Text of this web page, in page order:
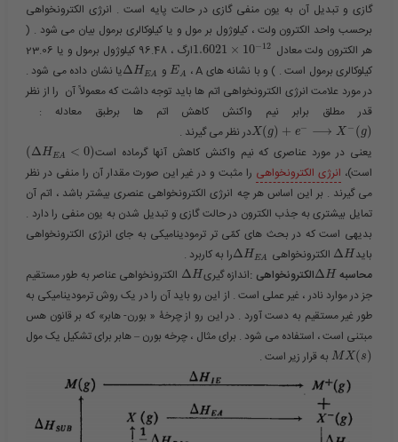
گازی و تبدیل آن به یون منفی گازی در حالت پایه است . انرژی الکترونخواهی
برحسب واحد الکترون ولت ، کیلوژول بر مول و یا کیلوکالری برمول بیان می شود . (
هر الکترون ولت معادل ​
1.6021 × 10−12
​ارگ ، 96.48 کیلوژول برمول و یا 23.06
کیلوکالری برمول است . ) و با نشانه های A ، ​
E A ​ و ​ ΔH EA
​یا نشان داده می شود .
در مورد علامت انرژی الکترونخواهی اتم ها باید توجه داشت که معمولاً آن را از نظر
قدر مطلق برابر نیم واکنش کاهش اتم ها برطبق معادله : ​
X (g) + e− ⟶ X − (g)
​در نظر می گیرند .
یعنی در مورد عناصری که نیم واکنش کاهش آنها گرماده است​
(ΔH EA < 0)
است)، انرژی الکترونخواهی را مثبت و در غیر این صورت مقدار آن را منفی در نظر
می گیرند . بر این اساس هر چه انرژی الکترونخواهی عنصری بیشتر باشد ، اتم آن
تمایل بیشتری به جذب الکترون در حالت گازی و تبدیل شدن به یون منفی را دارد .
بدیهی است که در بحث های کمّی تر ترمودینامیکی به جای انرژی الکترونخواهی
باید​
ΔH ​ الکترونخواهی ​ ΔH EA
​را به کاربرد .
محاسبه ​
ΔH ​الکترونخواهی :اندازه گیری​ ΔH
​ الکترونخواهی عناصر به طور مستقیم
جز در موارد نادر ، غیر عملی است . از این رو باید آن را در یک روش ترمودینامیکی به
طور غیر مستقیم به دست آورد . در این رو از چرخۀ « بورن- هابر» که بر قانون هس
مبتنی است ، استفاده می شود . برای مثال ، چرخه بورن – هابر برای تشکیل یک مول​
MX (s) ​ به قرار زیر است .